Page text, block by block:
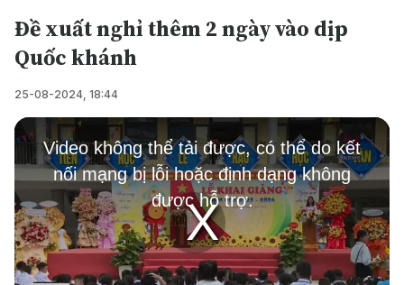
Đề xuất nghỉ thêm 2 ngày vào dịp
Quốc khánh
25-08-2024, 18:44
Play
This
is
a
modal
window.
Video không thể tải được, có thể do kết
nối mạng bị lỗi hoặc định dạng không
được hỗ trợ.